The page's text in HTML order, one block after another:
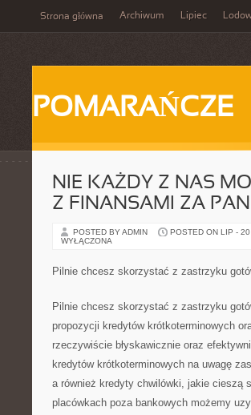
Strona główna Archiwum Lipiec
POMARAŃCZE
NIE KAŻDY Z NAS
Z FINANSAMI ZA PAN
POSTED BY ADMIN POSTED ON LIP -
WYŁĄCZONA
Pilnie chcesz skorzystać z zastrzyku
Pilnie chcesz skorzystać z zastrzyku
propozycji kredytów krótkoterminowych
rzeczywiście błyskawicznie oraz
kredytów krótkoterminowych na uwagę
a również kredyty chwilówki, jakie cieszą
placówkach poza bankowych możemy